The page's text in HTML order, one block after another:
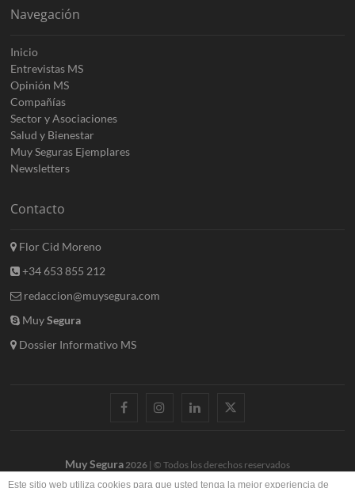
Navegación
Inicio
Entrevistas MS
Opinión MS
Compañías
Sector y Asociaciones
Salud y Bienestar
Muy Seguras Ejemplares
Newsletters
Contacto
Flor Cid Moreno
+34 653 855 212
redaccion@muysegura.com
MuySegura
Dossier Informativo MS
facebookinstagram
linkedin
Muy Segura 2026| © Todos los derechos reservados
Este sitio web utiliza cookies para que usted tenga la mejor experiencia de